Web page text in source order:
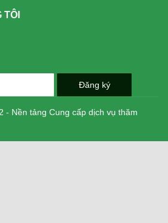
TÔI
- Nền tảng Cung cấp dịch vụ thăm